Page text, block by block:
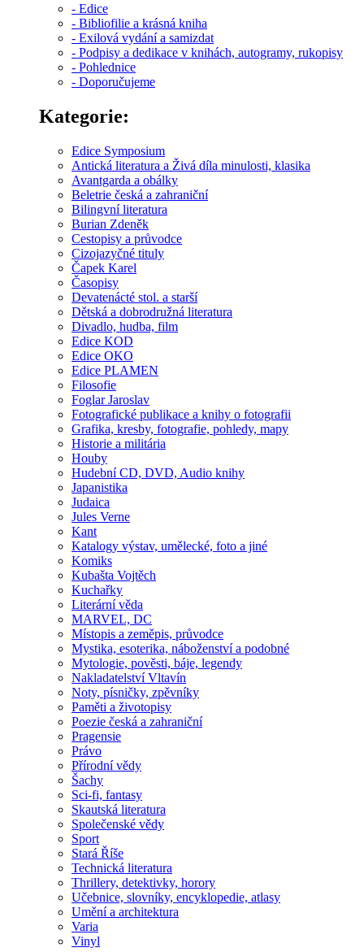
- Edice
- Bibliofilie a krásná kniha
- Exilová vydání a samizdat
- Podpisy a dedikace v knihách, autogramy, rukopisy
- Pohlednice
- Doporučujeme
Kategorie:
Edice Symposium
Antická literatura a Živá díla minulosti, klasika
Avantgarda a obálky
Beletrie česká a zahraniční
Bilingvní literatura
Burian Zdeněk
Cestopisy a průvodce
Cizojazyčné tituly
Čapek Karel
Časopisy
Devatenácté stol. a starší
Dětská a dobrodružná literatura
Divadlo, hudba, film
Edice KOD
Edice OKO
Edice PLAMEN
Filosofie
Foglar Jaroslav
Fotografické publikace a knihy o fotografii
Grafika, kresby, fotografie, pohledy, mapy
Historie a militária
Houby
Hudební CD, DVD, Audio knihy
Japanistika
Judaica
Jules Verne
Kant
Katalogy výstav, umělecké, foto a jiné
Komiks
Kubašta Vojtěch
Kuchařky
Literární věda
MARVEL, DC
Místopis a zeměpis, průvodce
Mystika, esoterika, náboženství a podobné
Mytologie, pověsti, báje, legendy
Nakladatelství Vltavín
Noty, písničky, zpěvníky
Paměti a životopisy
Poezie česká a zahraniční
Pragensie
Právo
Přírodní vědy
Šachy
Sci-fi, fantasy
Skautská literatura
Společenské vědy
Sport
Stará Říše
Technická literatura
Thrillery, detektivky, horory
Učebnice, slovníky, encyklopedie, atlasy
Umění a architektura
Varia
Vinyl